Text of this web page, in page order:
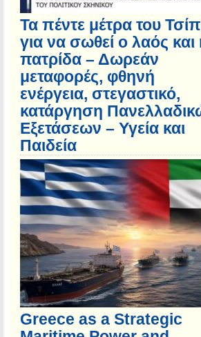
Τα πέντε μέτρα του
για να σωθεί ο λαός και
πατρίδα – Δωρεάν
μεταφορές, φθηνή
ενέργεια, στεγαστικό,
κατάργηση
Εξετάσεων – Υγεία και
Παιδεία
Greece as a Strategic